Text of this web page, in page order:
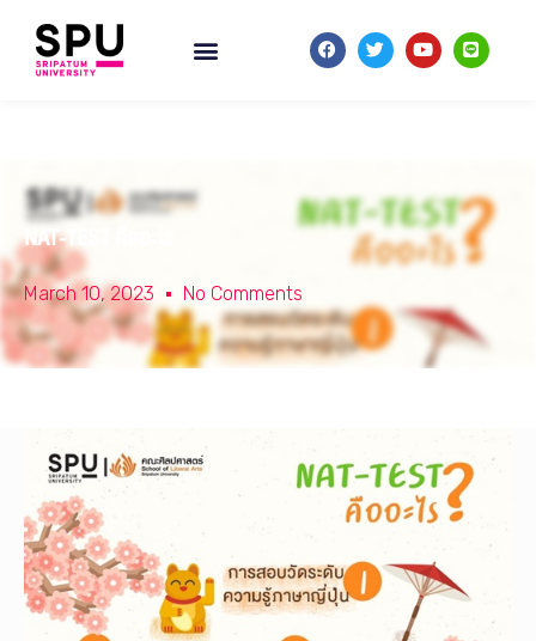
NAT-TEST คืออะไร
March 10, 2023 No Comments